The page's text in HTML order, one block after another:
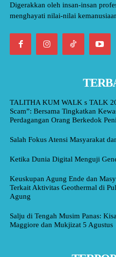
Digerakkan oleh insan-insan
menghayati nilai-nilai
TALITHA KUM WALK s TALK
Scam”: Bersama Tingkatkan
Perdagangan Orang Berkedok
Salah Fokus Atensi Masyarakat
Ketika Dunia Digital Menguji
Keuskupan Agung Ende dan
Terkait Aktivitas Geothermal di
Agung
Salju di Tengah Musim Panas:
Maggiore dan Mukjizat 5 Agustus